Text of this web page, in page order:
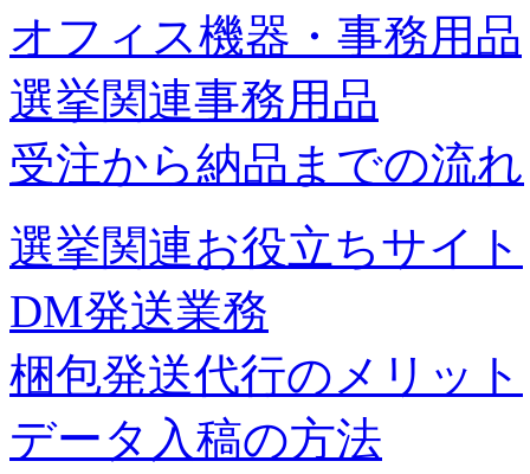
オフィス機器・事務用品
選挙関連事務用品
受注から納品までの流れ
選挙関連お役立ちサイト
DM発送業務
梱包発送代行のメリット
データ入稿の方法